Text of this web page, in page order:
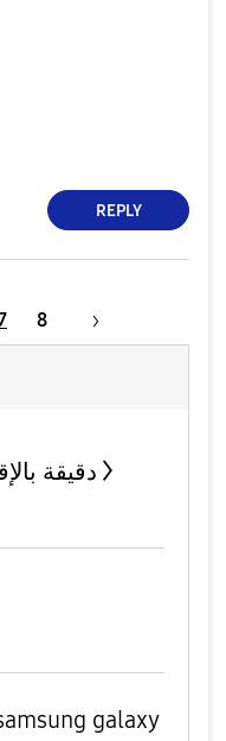
REPLY
8
20 دقيقة